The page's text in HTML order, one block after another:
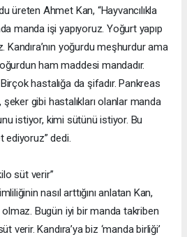
üreten Ahmet Kan, “Hayvancılıkla
manda işi yapıyoruz. Yoğurt yapıp
yoğurdu meşhurdur ama
ham maddesi mandadır.
hastalığa da şifadır. Pankreas
gibi hastalıkları olanlar manda
istiyor, kimi sütünü istiyor. Bu
ediyoruz” dedi.
süt verir”
nasıl arttığını anlatan Kan,
olmaz. Bugün iyi bir manda takriben
verir. Kandıra’ya biz ‘manda birliği’